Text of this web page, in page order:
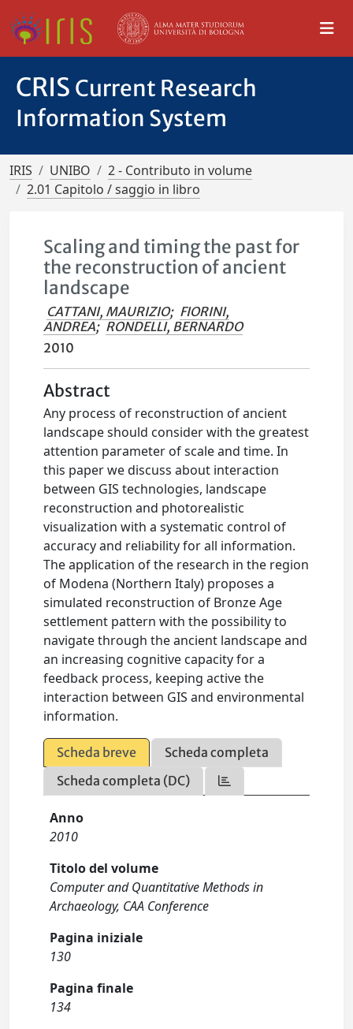
CRIS Current Research
Information System
IRIS UNIBO
2 - Contributo in volume
2.01 Capitolo / saggio in libro
Scaling and timing the past for
the reconstruction of ancient
landscape
CATTANI, MAURIZIO; FIORINI,
ANDREA; RONDELLI, BERNARDO
2010
Abstract
Any process of reconstruction of ancient
landscape should consider with the greatest
attention parameter of scale and time. In
this paper we discuss about interaction
between GIS technologies, landscape
reconstruction and photorealistic
visualization with a systematic control of
accuracy and reliability for all information.
The application of the research in the region
of Modena (Northern Italy) proposes a
simulated reconstruction of Bronze Age
settlement pattern with the possibility to
navigate through the ancient landscape and
an increasing cognitive capacity for a
feedback process, keeping active the
interaction between GIS and environmental
information.
Scheda breve
Scheda completa
Scheda completa (DC)
Anno
2010
Titolo del volume
Computer and Quantitative Methods in
Archaeology, CAA Conference
Pagina iniziale
130
Pagina finale
134